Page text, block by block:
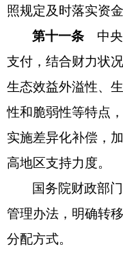
照规定及时落实资金
第十一条 中央
支付，结合财力状
生态效益外溢性、
性和脆弱性等特点
实施差异化补偿，
高地区支持力度。
国务院财政部
管理办法，明确转
分配方式。